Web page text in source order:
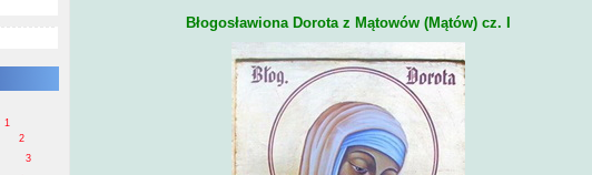
1
2
3
Błogosławiona Dorota z Mątowów (Mątów) cz. I